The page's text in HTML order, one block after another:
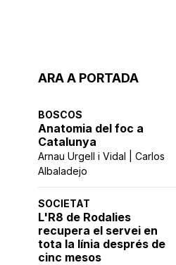
ARA A PORTADA
BOSCOS
Anatomia del foc a
Catalunya
Arnau Urgell i Vidal | Carlos
Albaladejo
SOCIETAT
L'R8 de Rodalies
recupera el servei en
tota la línia després de
cinc mesos